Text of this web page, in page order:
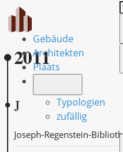
Gebäude
Architekten
Plaats
Typologien
zufällig
2011
J
Joseph-Regenstein-